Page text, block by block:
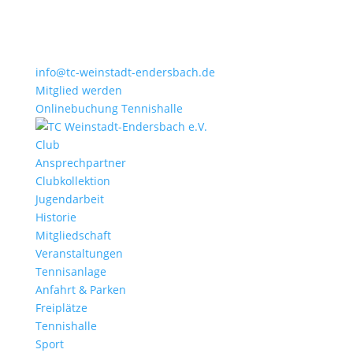
info@tc-weinstadt-endersbach.de
Mitglied werden
Onlinebuchung Tennishalle
Club
Ansprechpartner
Clubkollektion
Jugendarbeit
Historie
Mitgliedschaft
Veranstaltungen
Tennisanlage
Anfahrt & Parken
Freiplätze
Tennishalle
Sport